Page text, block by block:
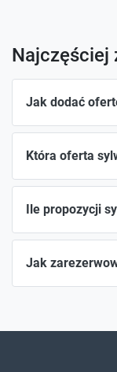
Najczęściej
Jak dodać
Która oferta
Ile propozycji
Jak